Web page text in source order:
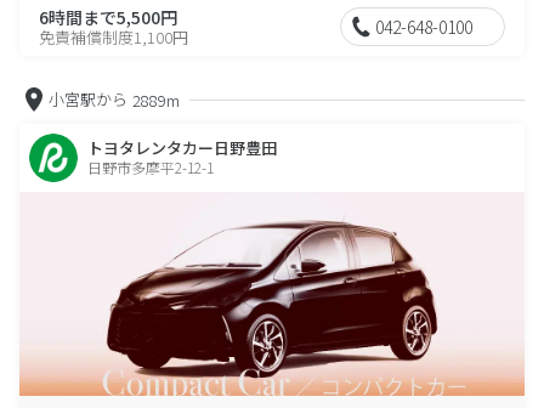
6時間まで5,500円
免責補償制度1,100円 042-648-0100
小宮駅から 2889m
トヨタレンタカー日野豊田
日野市多摩平2-12-1